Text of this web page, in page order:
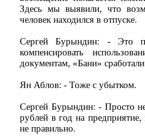
Здесь мы выявили, что
человек находился в отпуске.
Сергей Бурындин: - Это
компенсировать
документам, «Бани»
Ян Аблов: - Тоже с убытком.
Сергей Бурындин: - Просто
рублей в год на
не правильно.